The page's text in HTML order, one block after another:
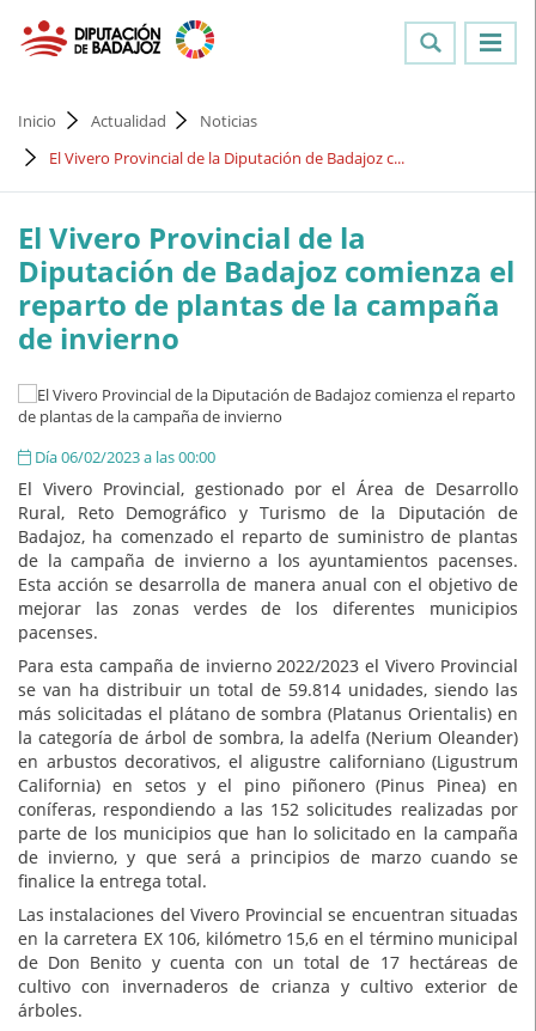
Inicio Actualidad
Noticias
El Vivero Provincial de la Diputación de Badajoz c...
El Vivero Provincial de la
Diputación de Badajoz comienza el
reparto de plantas de la campaña
de invierno
Día 06/02/2023 a las 00:00
El Vivero Provincial, gestionado por el Área de Desarrollo
Rural, Reto Demográfico y Turismo de la Diputación de
Badajoz, ha comenzado el reparto de suministro de plantas
de la campaña de invierno a los ayuntamientos pacenses.
Esta acción se desarrolla de manera anual con el objetivo de
mejorar las zonas verdes de los diferentes municipios
pacenses.
Para esta campaña de invierno 2022/2023 el Vivero Provincial
se van ha distribuir un total de 59.814 unidades, siendo las
más solicitadas el plátano de sombra (Platanus Orientalis) en
la categoría de árbol de sombra, la adelfa (Nerium Oleander)
en arbustos decorativos, el aligustre californiano (Ligustrum
California) en setos y el pino piñonero (Pinus Pinea) en
coníferas, respondiendo a las 152 solicitudes realizadas por
parte de los municipios que han lo solicitado en la campaña
de invierno, y que será a principios de marzo cuando se
finalice la entrega total.
Las instalaciones del Vivero Provincial se encuentran situadas
en la carretera EX 106, kilómetro 15,6 en el término municipal
de Don Benito y cuenta con un total de 17 hectáreas de
cultivo con invernaderos de crianza y cultivo exterior de
árboles.